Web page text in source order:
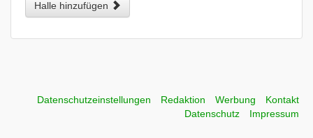
Halle hinzufügen
Datenschutzeinstellungen Redaktion Werbung
Kontakt
Datenschutz
Impressum